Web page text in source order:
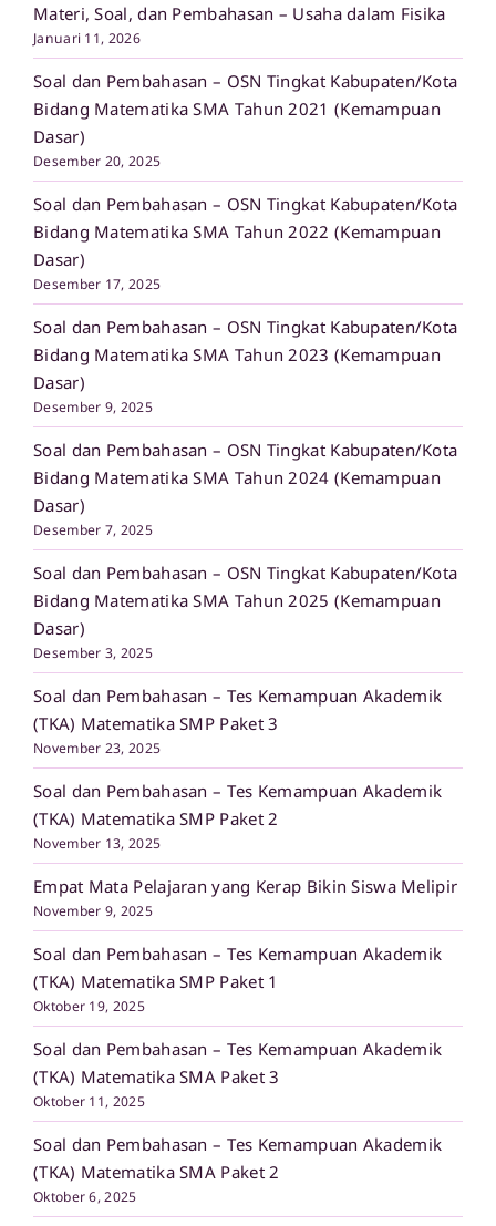
Materi, Soal, dan Pembahasan – Usaha dalam Fisika
Januari 11, 2026
Soal dan Pembahasan – OSN Tingkat Kabupaten/Kota
Bidang Matematika SMA Tahun 2021 (Kemampuan
Dasar)
Desember 20, 2025
Soal dan Pembahasan – OSN Tingkat Kabupaten/Kota
Bidang Matematika SMA Tahun 2022 (Kemampuan
Dasar)
Desember 17, 2025
Soal dan Pembahasan – OSN Tingkat Kabupaten/Kota
Bidang Matematika SMA Tahun 2023 (Kemampuan
Dasar)
Desember 9, 2025
Soal dan Pembahasan – OSN Tingkat Kabupaten/Kota
Bidang Matematika SMA Tahun 2024 (Kemampuan
Dasar)
Desember 7, 2025
Soal dan Pembahasan – OSN Tingkat Kabupaten/Kota
Bidang Matematika SMA Tahun 2025 (Kemampuan
Dasar)
Desember 3, 2025
Soal dan Pembahasan – Tes Kemampuan Akademik
(TKA) Matematika SMP Paket 3
November 23, 2025
Soal dan Pembahasan – Tes Kemampuan Akademik
(TKA) Matematika SMP Paket 2
November 13, 2025
Empat Mata Pelajaran yang Kerap Bikin Siswa Melipir
November 9, 2025
Soal dan Pembahasan – Tes Kemampuan Akademik
(TKA) Matematika SMP Paket 1
Oktober 19, 2025
Soal dan Pembahasan – Tes Kemampuan Akademik
(TKA) Matematika SMA Paket 3
Oktober 11, 2025
Soal dan Pembahasan – Tes Kemampuan Akademik
(TKA) Matematika SMA Paket 2
Oktober 6, 2025